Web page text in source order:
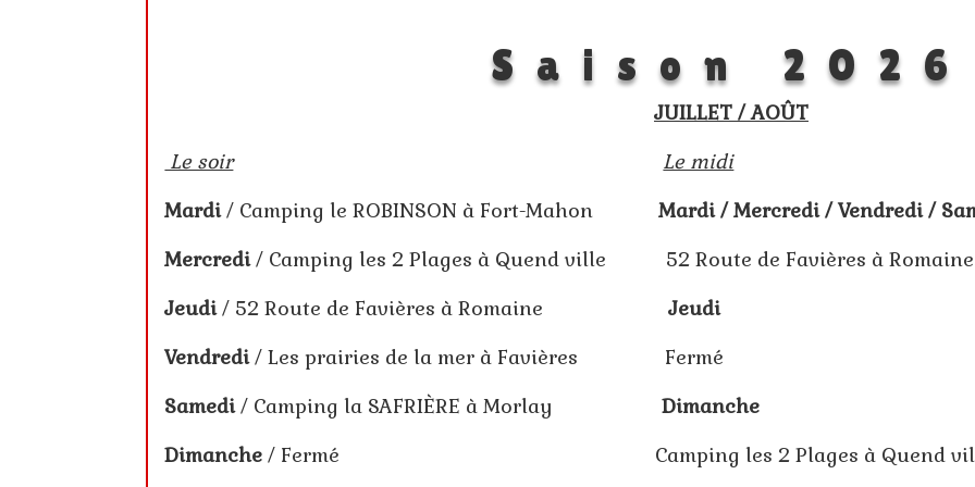
Saison 2026
JUILLET / AOÛT
Le soir
Le midi
Mardi/ Camping le ROBINSON à Fort-MahonMardi / Mercredi / Vendredi /
Mercredi/ Camping les 2 Plages à Quend ville 52 Route de Favières à Romaine
Jeudi/ 52 Route de Favières à RomaineJeudi
Vendredi/ Les prairies de la mer à Favières Fermé
Samedi/ Camping la SAFRIÈRE à MorlayDimanche
Dimanche / Fermé Camping les 2 Plages à Quend